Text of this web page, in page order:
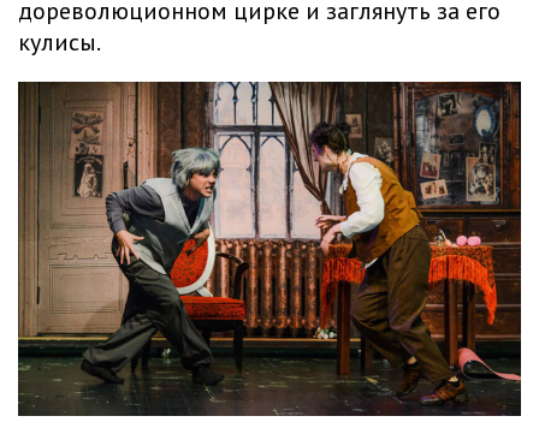
дореволюционном цирке и заглянуть за его
кулисы.